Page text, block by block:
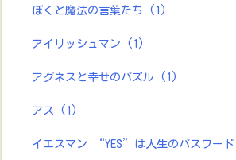
ぼくと魔法の言葉たち (1)
アイリッシュマン (1)
アグネスと幸せのパズル (1)
アス (1)
イエスマン “YES”は人生のパスワード